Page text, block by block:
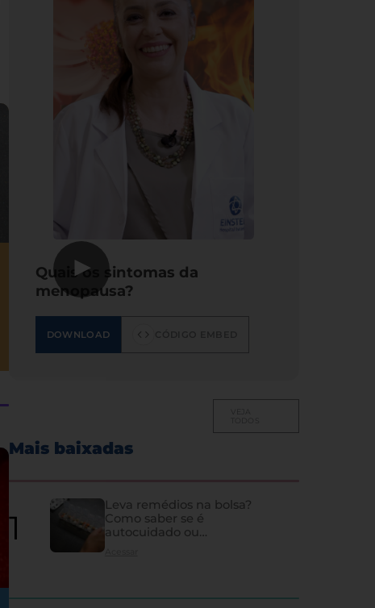
▶
Quais os sintomas da
menopausa?
DOWNLOAD
Mais baixadas
Leva remédios na bolsa?
Como saber se é
autocuidado ou
hipocondria
Acessar